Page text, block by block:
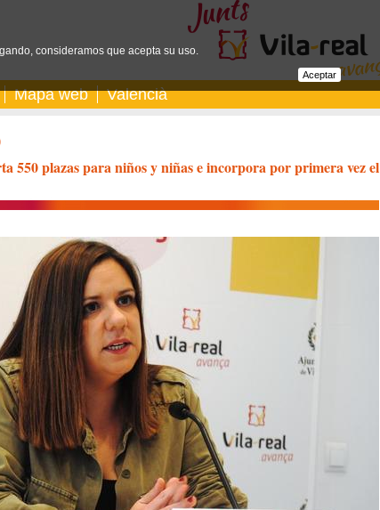
Mapa web Valencià
550 plazas para niños y niñas e incorpora por primera vez el
consideramos que acepta su uso.
Aceptar